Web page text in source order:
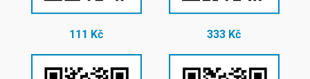
111 Kč 333 Kč